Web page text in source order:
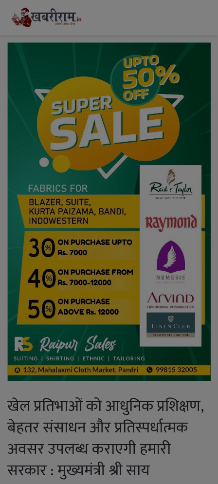
खेल प्रतिभाओं को आधुनिक प्रशिक्षण,
बेहतर संसाधन और प्रतिस्पर्धात्मक
अवसर उपलब्ध कराएगी हमारी
सरकार : मुख्यमंत्री श्री साय